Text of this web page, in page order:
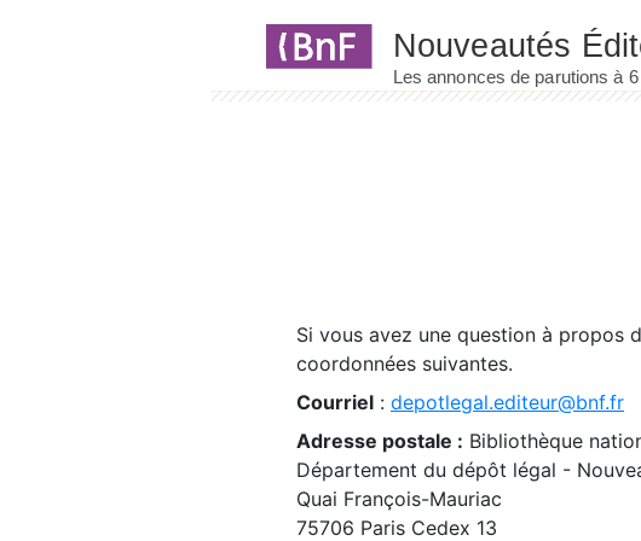
Si vous avez une question à propos
coordonnées suivantes.
Courriel : depotlegal.editeur@bnf.fr
Adresse postale : Bibliothèque
Département du dépôt légal -
Quai François-Mauriac
75706 Paris Cedex 13